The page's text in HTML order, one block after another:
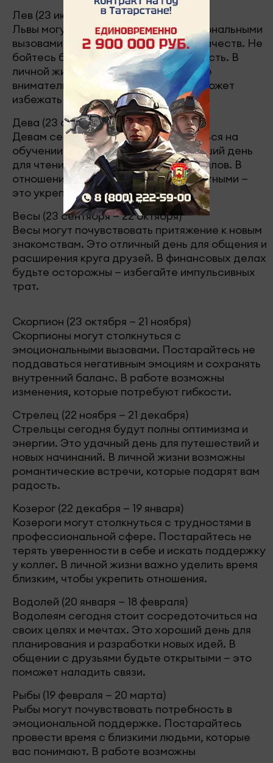
Лев (23 июля — 22 августа)
Львы могут столкнуться с профессиональными
вызовами, требующими лидерских качеств. Не
бойтесь брать на себя ответственность. В
личной жизни старайтесь быть более
внимательными к партнеру — это поможет
избежать конфликтов.
Дева (23 августа — 22 сентября)
Девам сегодня стоит сосредоточиться на
обучении и саморазвитии. Это хороший день
для чтения и изучения новых материалов. В
отношениях будьте открытыми и честными —
это укрепит доверие.
Весы (23 сентября — 22 октября)
Весы могут почувствовать притяжение к новым
знакомствам. Это отличный день для общения и
расширения круга друзей. В финансовых делах
будьте осторожны — избегайте импульсивных
трат.
Скорпион (23 октября — 21 ноября)
Скорпионы могут столкнуться с
эмоциональными вызовами. Постарайтесь не
поддаваться негативным эмоциям и сохранять
внутренний баланс. В работе возможны
изменения, которые потребуют гибкости.
Стрелец (22 ноября — 21 декабря)
Стрельцы сегодня будут полны оптимизма и
энергии. Это удачный день для путешествий и
новых начинаний. В личной жизни возможны
романтические встречи, которые подарят вам
радость.
Козерог (22 декабря — 19 января)
Козероги могут столкнуться с трудностями в
профессиональной сфере. Постарайтесь не
терять уверенности в себе и искать поддержку
у коллег. В личной жизни важно уделить время
близким, чтобы укрепить отношения.
Водолей (20 января — 18 февраля)
Водолеям сегодня стоит сосредоточиться на
своих целях и мечтах. Это хороший день для
планирования и разработки новых идей. В
общении с друзьями будьте открытыми — это
поможет наладить связи.
Рыбы (19 февраля — 20 марта)
Рыбы могут почувствовать потребность в
эмоциональной поддержке. Постарайтесь
провести время с близкими людьми, которые
вас понимают. В работе возможны